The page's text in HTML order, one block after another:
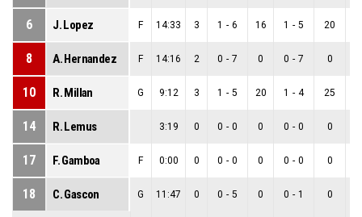
6 J. Lopez F 14:33 3 1 - 6 16 1 - 5 20
8 A. Hernandez F 14:16 2 0 - 7 0 0 - 7 0
10 R. Millan G 9:12 3 1 - 5 20 1 - 4 25
14 R. Lemus 3:19 0 0 - 0 0 0 - 0 0
17 F. Gamboa F 0:00 0 0 - 0 0 0 - 0 0
18 C. Gascon G 11:47 0 0 - 5 0 0 - 1 0